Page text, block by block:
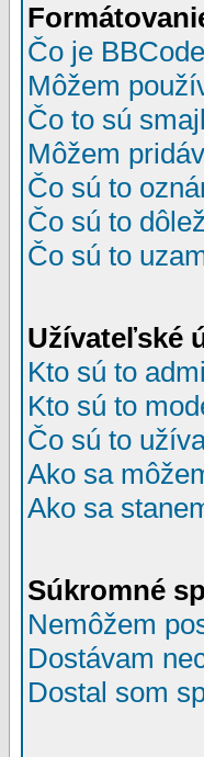
Čo je
Môžem
Čo to sú
Môžem
Čo sú to
Čo sú to
Čo sú to
Užívateľské
Kto sú to
Kto sú to
Čo sú to
Ako sa
Ako sa
Súkromné
Nemôžem
Dostávam
Dostal som